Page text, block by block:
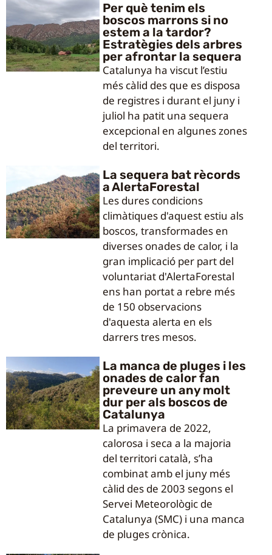
Per què tenim els
boscos marrons si no
estem a la tardor?
Estratègies dels arbres
per afrontar la sequera
Catalunya ha viscut l’estiu
més càlid des que es disposa
de registres i durant el juny i
juliol ha patit una sequera
excepcional en algunes zones
del territori.
La sequera bat rècords
a AlertaForestal
Les dures condicions
climàtiques d'aquest estiu als
boscos, transformades en
diverses onades de calor, i la
gran implicació per part del
voluntariat d'AlertaForestal
ens han portat a rebre més
de 150 observacions
d'aquesta alerta en els
darrers tres mesos.
La manca de pluges i les
onades de calor fan
preveure un any molt
dur per als boscos de
Catalunya
La primavera de 2022,
calorosa i seca a la majoria
del territori català, s’ha
combinat amb el juny més
càlid des de 2003 segons el
Servei Meteorològic de
Catalunya (SMC) i una manca
de pluges crònica.